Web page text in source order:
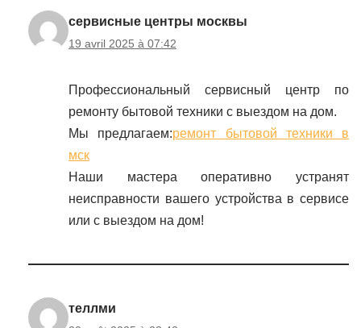
сервисные центры москвы
19 avril 2025 à 07:42
Профессиональный сервисный центр по
ремонту бытовой техники с выездом на дом.
Мы предлагаем:ремонт бытовой техники в
мск
Наши мастера оперативно устранят
неисправности вашего устройства в сервисе
или с выездом на дом!
теллми